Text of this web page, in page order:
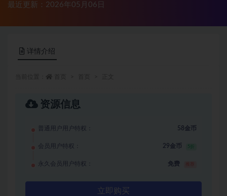
最近更新：2026年05月06日
详情介绍
资源信息
普通用户用户特权： 58金币
会员用户特权： 29金币 5折
永久会员用户特权： 免费
立即购买